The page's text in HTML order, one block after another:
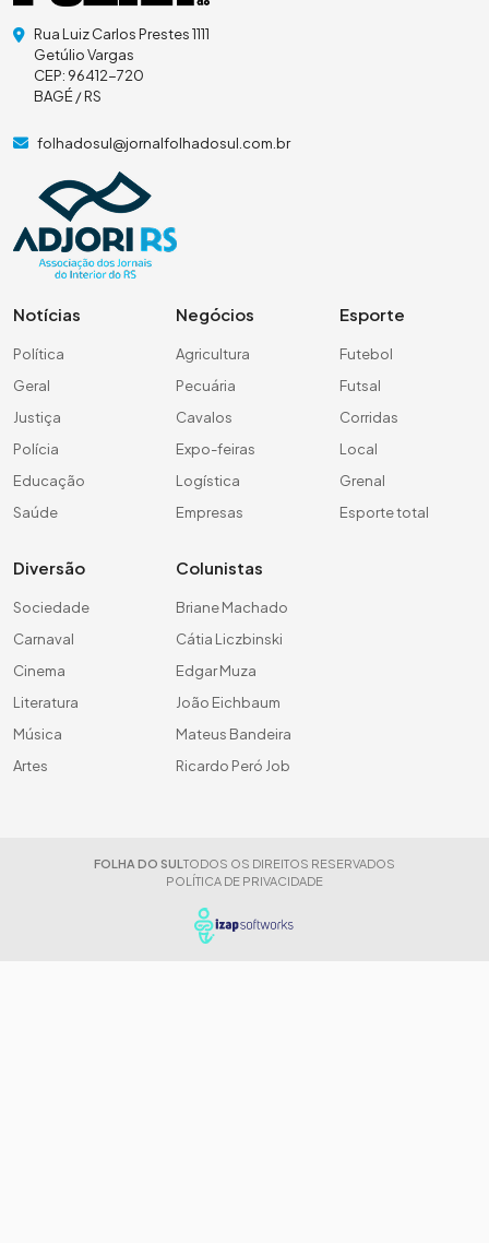
Rua Luiz Carlos Prestes 1111
Getúlio Vargas
CEP: 96412-720
BAGÉ / RS
folhadosul@jornalfolhadosul.com.br
Notícias
Política
Geral
Justiça
Polícia
Educação
Saúde
Negócios
Agricultura
Pecuária
Cavalos
Expo-feiras
Logística
Empresas
Esporte
Futebol
Futsal
Corridas
Local
Grenal
Esporte total
Diversão
Sociedade
Carnaval
Cinema
Literatura
Música
Artes
Colunistas
Briane Machado
Cátia Liczbinski
Edgar Muza
João Eichbaum
Mateus Bandeira
Ricardo Peró Job
FOLHA DO SUL TODOS OS DIREITOS RESERVADOS
POLÍTICA DE PRIVACIDADE